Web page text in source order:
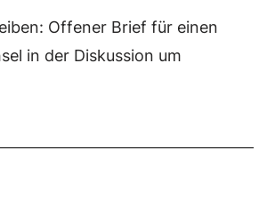
Offener Brief für einen
in der Diskussion um